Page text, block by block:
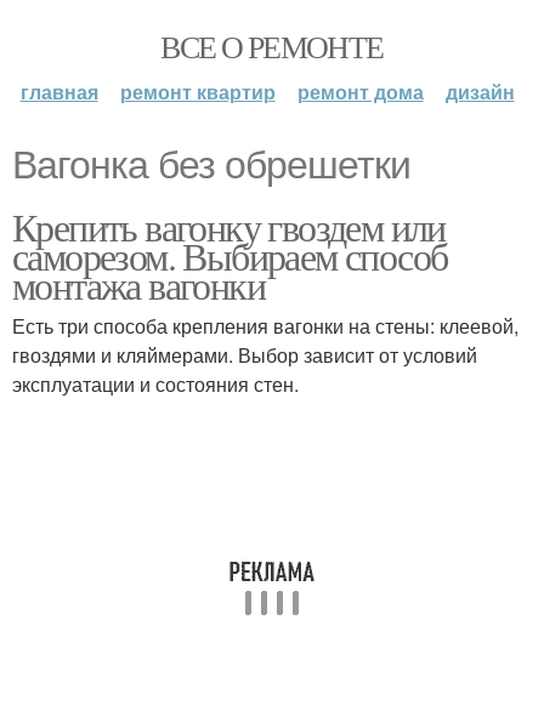
ВСЕ О РЕМОНТЕ
главная ремонт квартир ремонт дома дизайн
Вагонка без обрешетки
Крепить вагонку гвоздем или
саморезом. Выбираем способ
монтажа вагонки
Есть три способа крепления вагонки на стены: клеевой,
гвоздями и кляймерами. Выбор зависит от условий
эксплуатации и состояния стен.